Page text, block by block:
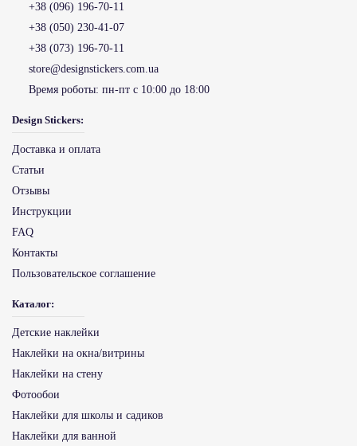
+38 (096) 196-70-11
+38 (050) 230-41-07
+38 (073) 196-70-11
store@designstickers.com.ua
Время роботы: пн-пт с 10:00 до 18:00
Design Stickers:
Доставка и оплата
Статьи
Отзывы
Инструкции
FAQ
Контакты
Пользовательское соглашение
Каталог:
Детские наклейки
Наклейки на окна/витрины
Наклейки на стену
Фотообои
Наклейки для школы и садиков
Наклейки для ванной